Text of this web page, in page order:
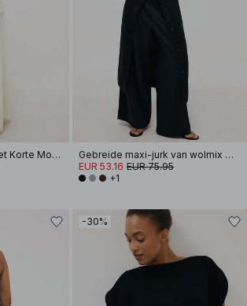
Gekleed Maxi-jurk met Korte Mouwen
Gebreide maxi-jurk van wolmix met vest
EUR 53.16 EUR 75.95
+1
-30%